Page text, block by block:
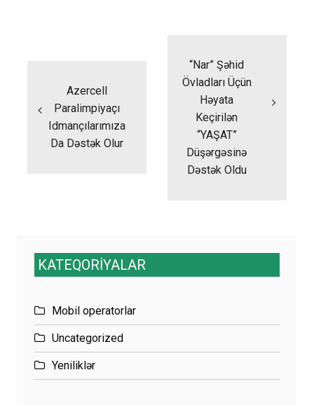
Azercell
Paralimpiyaçı
Idmançılarımıza
Da Dəstək Olur
“Nar” Şəhid
Övladları Üçün
Həyata
Keçirilən
“YAŞAT”
Düşərgəsinə
Dəstək Oldu
KATEQORİYALAR
Mobil operatorlar
Uncategorized
Yeniliklər